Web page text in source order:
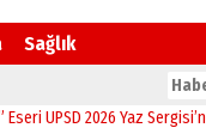
Sağlık
2026 Yaz Sergisi’nde